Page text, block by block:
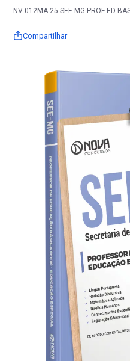
NV-012MA-25-SEE-MG-PROF-ED-
Compartilhar